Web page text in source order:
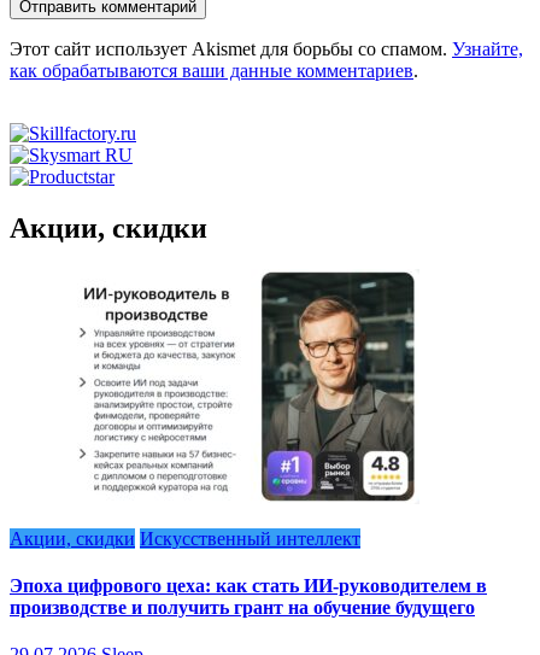
Этот сайт использует Akismet для борьбы со спамом. Узнайте,
как обрабатываются ваши данные комментариев.
Акции, скидки
Акции, скидки Искусственный интеллект
Эпоха цифрового цеха: как стать ИИ-руководителем в
производстве и получить грант на обучение будущего